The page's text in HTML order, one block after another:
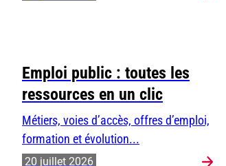
Emploi public : toutes les
ressources en un clic
Métiers, voies d’accès, offres d’emploi,
formation et évolution...
20 juillet 2026